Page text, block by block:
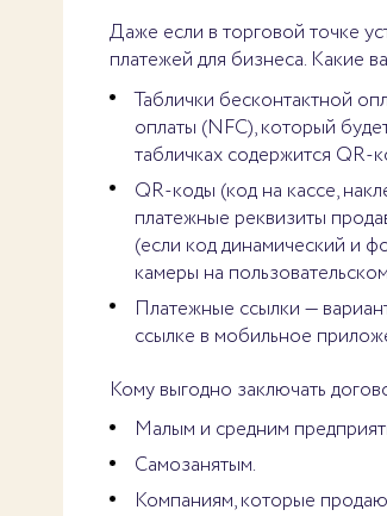
Даже если в торговой точке
платежей для бизнеса. Какие
Таблички бесконтактной
оплаты (NFC), который
табличках содержится QR-
QR-коды (код на кассе,
платежные реквизиты
(если код динамический и
камеры на
Платежные ссылки —
ссылке в мобильное
Кому выгодно заключать
Малым и средним
Самозанятым.
Компаниям, которые